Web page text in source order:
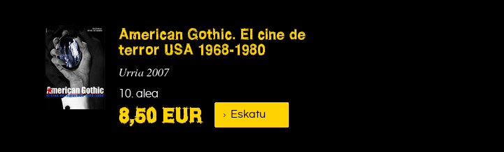
American Gothic. El cine de
terror USA 1968-1980
Urria 2007
10. alea
8,50 EUR Eskatu